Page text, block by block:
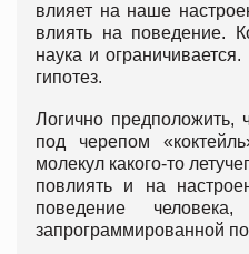
влияет на наше
влиять на поведение.
наука и
гипотез.
Логично
под черепом
молекул какого-то
повлиять и на
поведение
запрограммированной